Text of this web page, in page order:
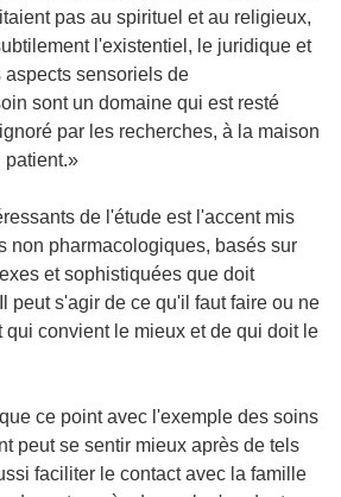
pas au spirituel et au religieux,
l'existentiel, le juridique et
aspects sensoriels de
sont un domaine qui est resté
par les recherches, à la maison
patient.»
de l'étude est l'accent mis
non pharmacologiques, basés sur
et sophistiquées que doit
peut s'agir de ce qu'il faut faire ou ne
qui convient le mieux et de qui doit le
ce point avec l'exemple des soins
peut se sentir mieux après de tels
faciliter le contact avec la famille